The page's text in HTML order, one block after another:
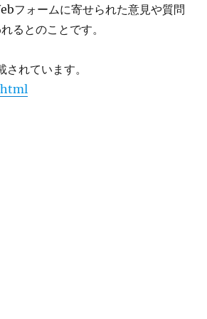
フォームに寄せられた意見や質問
るとのことです。
れています。